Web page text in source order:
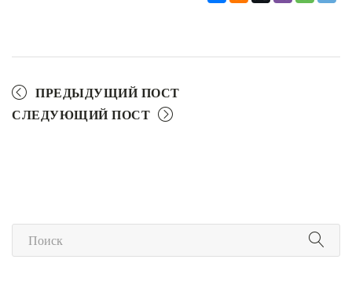
ПРЕДЫДУЩИЙ ПОСТ
СЛЕДУЮЩИЙ ПОСТ